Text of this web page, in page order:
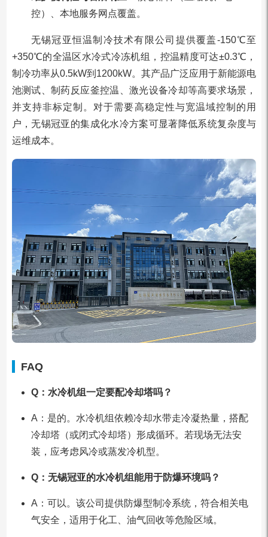
控）、本地服务网点覆盖。
无锡冠亚恒温制冷技术有限公司提供覆盖-150℃至
+350℃的全温区水冷式冷冻机组，控温精度可达±0.3℃，
制冷功率从0.5kW到1200kW。其产品广泛应用于新能源电
池测试、制药反应釜控温、激光设备冷却等高要求场景，
并支持非标定制。对于需要高稳定性与宽温域控制的用
户，无锡冠亚的集成化水冷方案可显著降低系统复杂度与
运维成本。
FAQ
Q：水冷机组一定要配冷却塔吗？
A：是的。水冷机组依赖冷却水带走冷凝热量，搭配
冷却塔（或闭式冷却塔）形成循环。若现场无法安
装，应考虑风冷或蒸发冷机型。
Q：无锡冠亚的水冷机组能用于防爆环境吗？
A：可以。该公司提供防爆型制冷系统，符合相关电
气安全，适用于化工、油气回收等危险区域。